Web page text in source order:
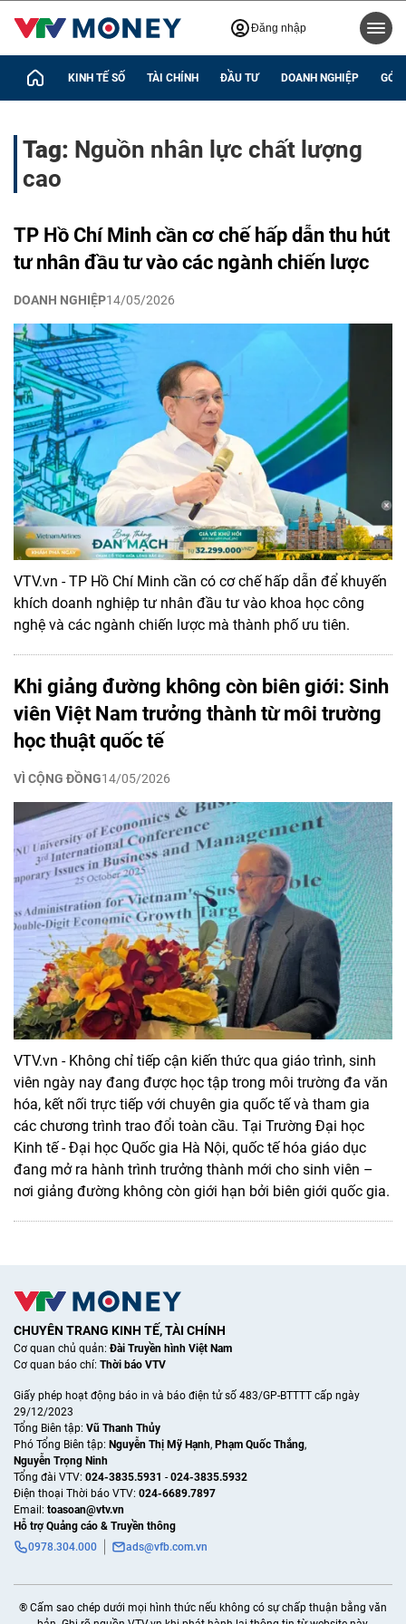
Đăng nhập
KINH TẾ SỐ TÀI CHÍNH ĐẦU TƯ DOANH NGHIỆP GÓC
Tag: Nguồn nhân lực chất lượng
cao
TP Hồ Chí Minh cần cơ chế hấp dẫn thu hút
tư nhân đầu tư vào các ngành chiến lược
DOANH NGHIỆP14/05/2026
VTV.vn - TP Hồ Chí Minh cần có cơ chế hấp dẫn để khuyến
khích doanh nghiệp tư nhân đầu tư vào khoa học công
nghệ và các ngành chiến lược mà thành phố ưu tiên.
Khi giảng đường không còn biên giới: Sinh
viên Việt Nam trưởng thành từ môi trường
học thuật quốc tế
VÌ CỘNG ĐỒNG14/05/2026
VTV.vn - Không chỉ tiếp cận kiến thức qua giáo trình, sinh
viên ngày nay đang được học tập trong môi trường đa văn
hóa, kết nối trực tiếp với chuyên gia quốc tế và tham gia
các chương trình trao đổi toàn cầu. Tại Trường Đại học
Kinh tế - Đại học Quốc gia Hà Nội, quốc tế hóa giáo dục
đang mở ra hành trình trưởng thành mới cho sinh viên –
nơi giảng đường không còn giới hạn bởi biên giới quốc gia.
CHUYÊN TRANG KINH TẾ, TÀI CHÍNH
Cơ quan chủ quản:Đài Truyền hình Việt Nam
Cơ quan báo chí: Thời báo VTV
Giấy phép hoạt động báo in và báo điện tử số 483/GP-BTTTT cấp ngày
29/12/2023
Tổng Biên tập: Vũ Thanh Thủy
Phó Tổng Biên tập: Nguyễn Thị Mỹ Hạnh, Phạm Quốc Thắng,
Nguyễn Trọng Ninh
Tổng đài VTV: 024-3835.5931 - 024-3835.5932
Ðiện thoại Thời báo VTV: 024-6689.7897
Email: toasoan@vtv.vn
Hỗ trợ Quảng cáo & Truyền thông
0978.304.000
ads@vfb.com.vn
® Cấm sao chép dưới mọi hình thức nếu không có sự chấp thuận bằng văn